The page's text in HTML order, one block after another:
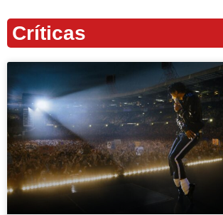
Críticas